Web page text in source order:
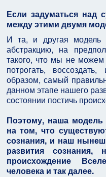
Если задуматься над
между этими двумя
И та, и другая
абстракцию, на
такого, что мы не
потрогать,
образом, самый
данном этапе нашего
состоянии постичь
Поэтому, наша
на том, что
сознания, и наш
развития сознания,
происхождение
человека и так далее.